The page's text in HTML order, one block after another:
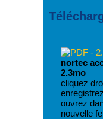
nortec
2.3mo
cliquez
ouvrez
nouvelle